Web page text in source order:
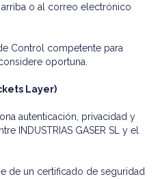
o al correo electrónico
Control competente para
oportuna.
Layer)
autenticación, privacidad y
INDUSTRIAS GASER SL y el
de un certificado de seguridad